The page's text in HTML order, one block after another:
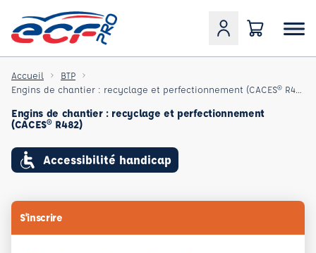
Accueil
BTP
Engins de chantier : recyclage et perfectionnement
(CACES® R482)
Accessibilité handicap
S'inscrire